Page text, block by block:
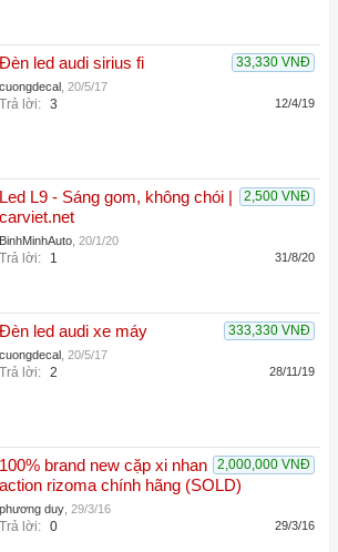
33,330 VNĐ
Đèn led audi sirius fi
cuongdecal 20/5/17
Trả lời: 3 12/4/19
2,500 VNĐ
Led L9 - Sáng gom, không chói |
carviet.net
BinhMinhAuto 20/1/20
Trả lời: 1 31/8/20
333,330 VNĐ
Đèn led audi xe máy
cuongdecal 20/5/17
Trả lời: 2 28/11/19
2,000,000 VNĐ
100% brand new cặp xi nhan
action rizoma chính hãng (SOLD)
phương duy 29/3/16
Trả lời: 0 29/3/16